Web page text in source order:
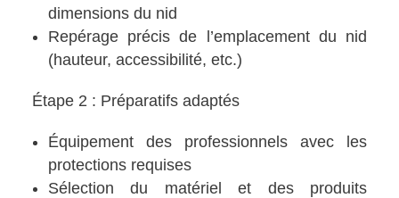
dimensions du nid
Repérage précis de l’emplacement du nid
(hauteur, accessibilité, etc.)
Étape 2 : Préparatifs adaptés
Équipement des professionnels avec les
protections requises
Sélection du matériel et des produits